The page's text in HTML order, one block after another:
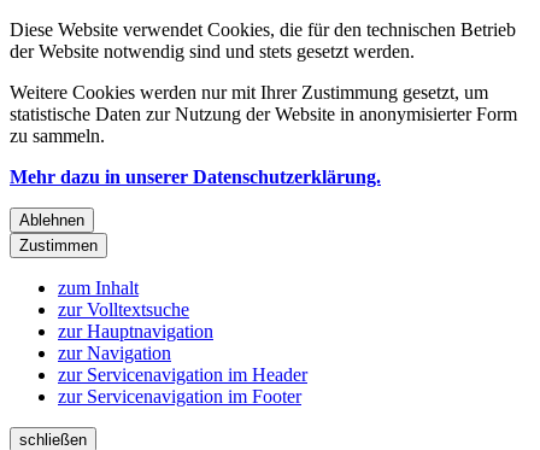
Diese Website verwendet Cookies, die für den technischen Betrieb
der Website notwendig sind und stets gesetzt werden.
Weitere Cookies werden nur mit Ihrer Zustimmung gesetzt, um
statistische Daten zur Nutzung der Website in anonymisierter Form
zu sammeln.
Mehr dazu in unserer Datenschutzerklärung.
Ablehnen
Zustimmen
zum Inhalt
zur Volltextsuche
zur Hauptnavigation
zur Navigation
zur Servicenavigation im Header
zur Servicenavigation im Footer
schließen